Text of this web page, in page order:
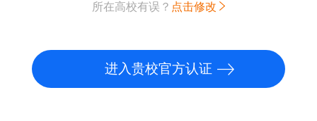
所在高校有误？ 点击修改
进入贵校官方认证